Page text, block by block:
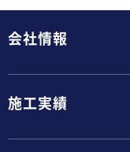
会社情報
施工実績